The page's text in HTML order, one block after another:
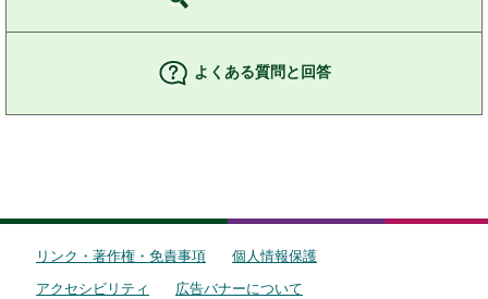
よくある質問と回答
リンク・著作権・免責事項
個人情報保護
アクセシビリティ
広告バナーについて